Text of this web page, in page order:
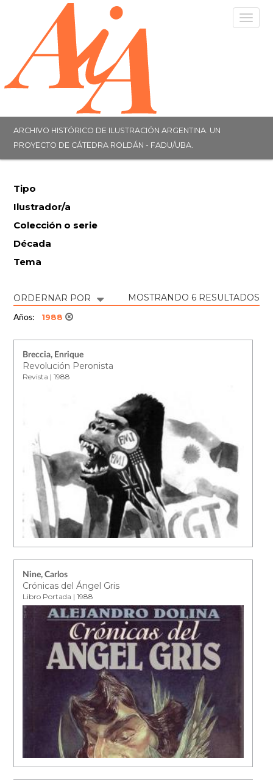
ARCHIVO HISTÓRICO DE ILUSTRACIÓN ARGENTINA. UN
PROYECTO DE CÁTEDRA ROLDÁN - FADU/UBA.
Tipo
Ilustrador/a
Colección o serie
Década
Tema
ORDERNAR POR MOSTRANDO 6 RESULTADOS
Años: 1988
Breccia, Enrique
Revolución Peronista
Revista | 1988
Nine, Carlos
Crónicas del Ángel Gris
Libro Portada | 1988